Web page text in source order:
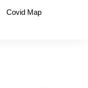
Covid Map